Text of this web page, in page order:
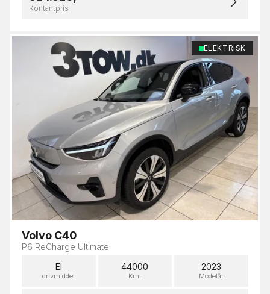
Kontantpris
ELEKTRISK
Volvo C40
P6 ReCharge Ultimate
El
drivmiddel
44000
Km.
2023
Modelår